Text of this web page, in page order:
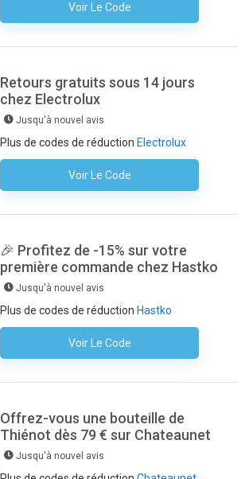
Voir Le Code
Aucun Code N'est Nécessaire
Retours gratuits sous 14 jours
chez Electrolux
Jusqu'à nouvel avis
Plus de codes de réduction Electrolux
Voir Le Code
Aucun Code N'est Nécessaire
🎉 Profitez de -15% sur votre
première commande chez Hastko
Jusqu'à nouvel avis
Plus de codes de réduction Hastko
Voir Le Code
Aucun Code N'est Nécessaire
Offrez-vous une bouteille de
Thiénot dès 79 € sur Chateaunet
Jusqu'à nouvel avis